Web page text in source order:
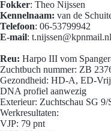
Fokker: Theo Nijssen
Kennelnaam: van de
Telefoon: 06-53799942
E-mail: t.nijssen@kpnmail.nl
Reu: Harpo III vom
Zuchtbuch nummer: ZB
Gezondheid: HD-A, ED-
DNA profiel aanwezig
Exterieur: Zuchtschau SG 9/
Werkresultaten:
VJP: 79 pnt